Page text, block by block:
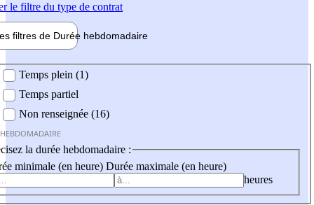
le filtre du type de contrat
filtres de Durée hebdomadaire
Temps plein (1)
Temps partiel
Non renseignée (16)
la durée hebdomadaire :
minimale (en heure) Durée maximale (en heure)
heures